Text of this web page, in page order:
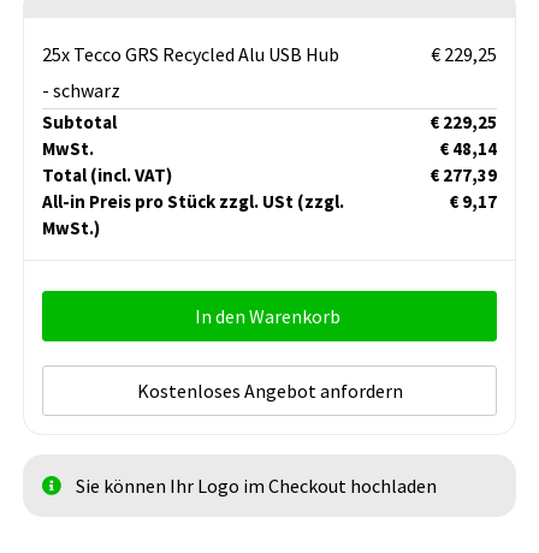
25x Tecco GRS Recycled Alu USB Hub
- schwarz
€ 229,25
Subtotal
€ 229,25
MwSt.
€ 48,14
Total (incl. VAT)
€ 277,39
All-in Preis pro Stück zzgl. USt (zzgl.
MwSt.)
€ 9,17
In den Warenkorb
Kostenloses Angebot anfordern
Sie können Ihr Logo im Checkout hochladen